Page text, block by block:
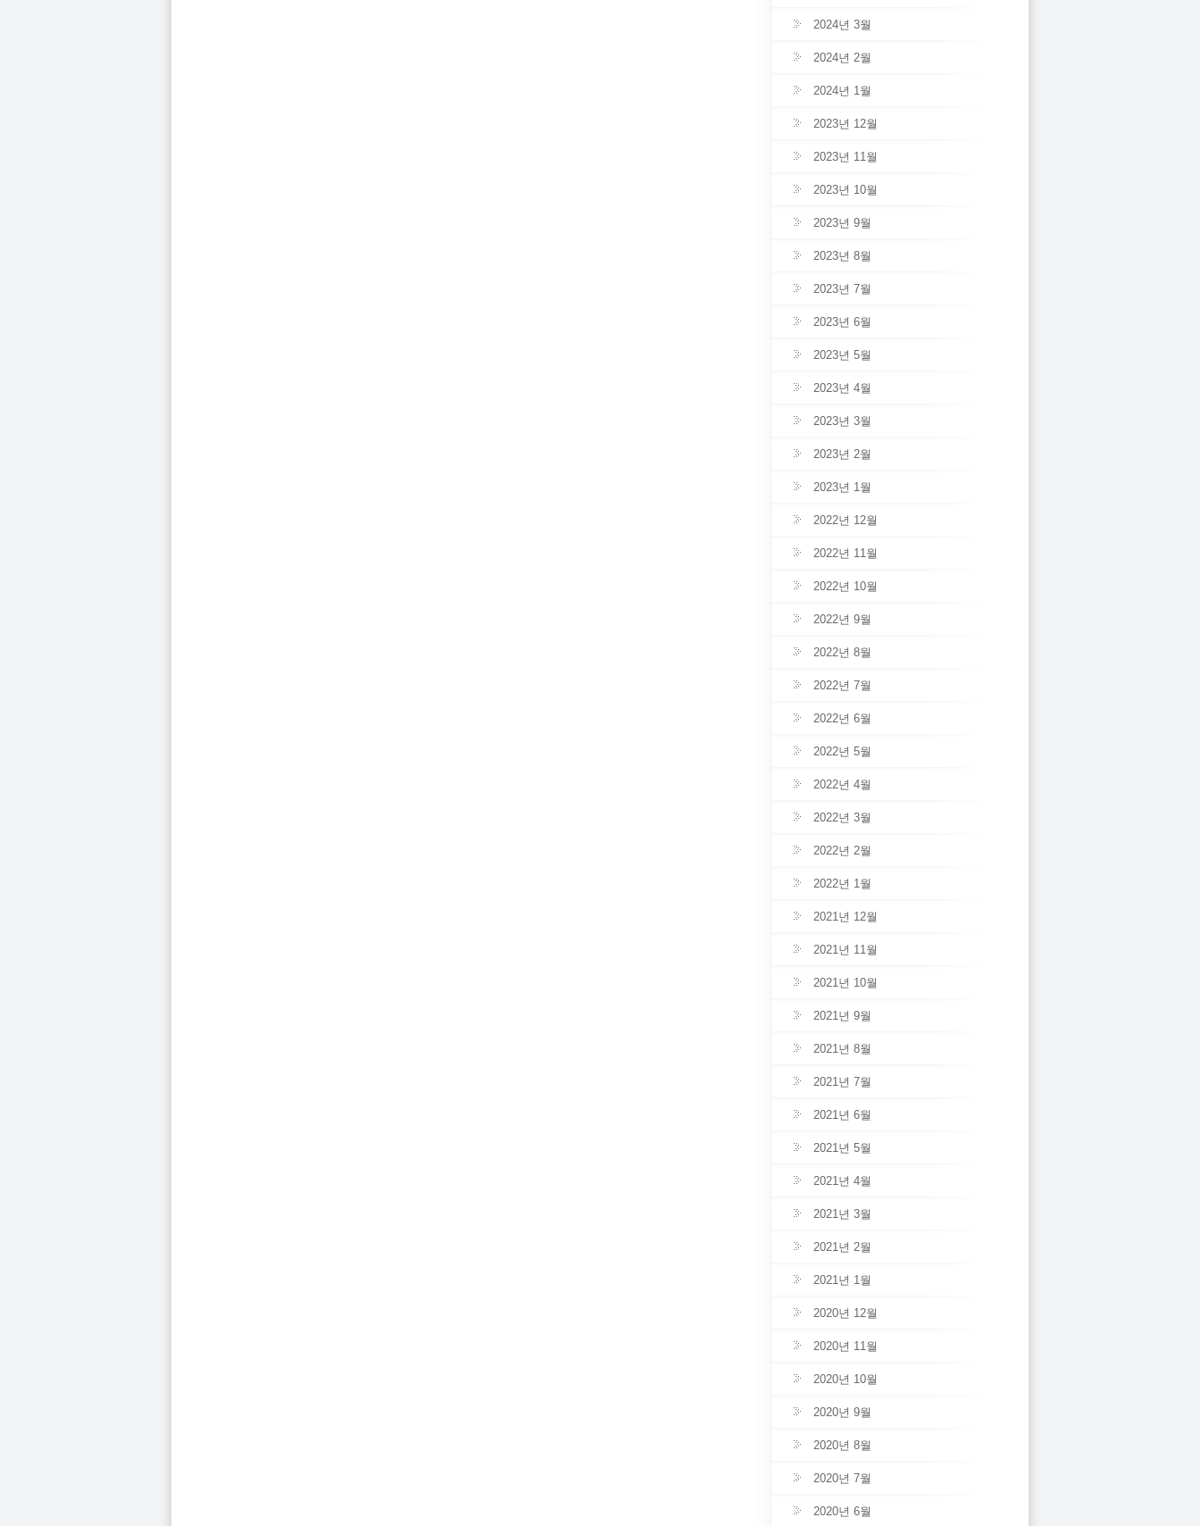
2024년 3월
2024년 2월
2024년 1월
2023년 12월
2023년 11월
2023년 10월
2023년 9월
2023년 8월
2023년 7월
2023년 6월
2023년 5월
2023년 4월
2023년 3월
2023년 2월
2023년 1월
2022년 12월
2022년 11월
2022년 10월
2022년 9월
2022년 8월
2022년 7월
2022년 6월
2022년 5월
2022년 4월
2022년 3월
2022년 2월
2022년 1월
2021년 12월
2021년 11월
2021년 10월
2021년 9월
2021년 8월
2021년 7월
2021년 6월
2021년 5월
2021년 4월
2021년 3월
2021년 2월
2021년 1월
2020년 12월
2020년 11월
2020년 10월
2020년 9월
2020년 8월
2020년 7월
2020년 6월